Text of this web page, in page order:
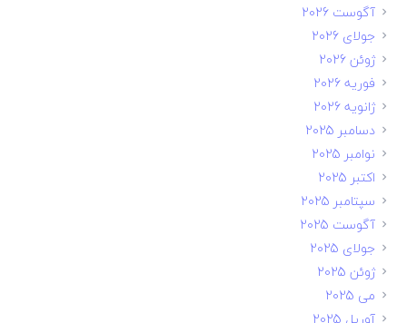
آگوست 2026
جولای 2026
ژوئن 2026
فوریه 2026
ژانویه 2026
دسامبر 2025
نوامبر 2025
اکتبر 2025
سپتامبر 2025
آگوست 2025
جولای 2025
ژوئن 2025
می 2025